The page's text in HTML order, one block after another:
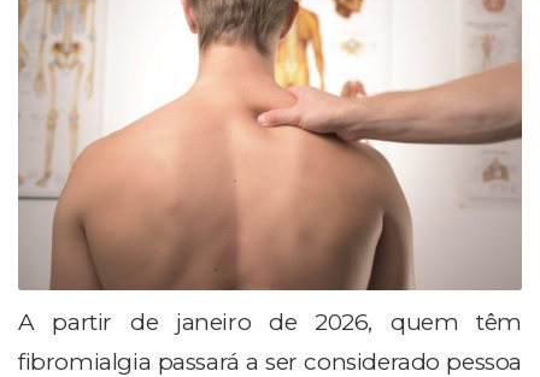
A partir de janeiro de 2026, quem têm
fibromialgia passará a ser considerado pessoa